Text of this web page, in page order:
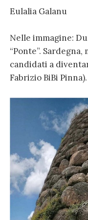
Eulalia Galanu
Nelle immagine:
“Ponte”.
candidati a
Fabrizio BiBi Pinna).